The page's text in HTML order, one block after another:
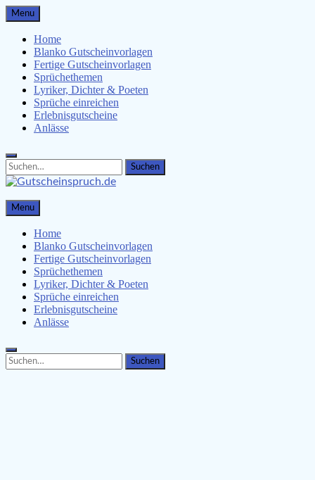
Skip
to
content
Menu
Home
Blanko Gutscheinvorlagen
Fertige Gutscheinvorlagen
Sprüchethemen
Lyriker, Dichter & Poeten
Sprüche einreichen
Erlebnisgutscheine
Anlässe
Search
for:
Search
Gutscheinspruch.de
Gutscheinsprüche & Gutscheinvorlagen finden
Menu
Home
Blanko Gutscheinvorlagen
Fertige Gutscheinvorlagen
Sprüchethemen
Lyriker, Dichter & Poeten
Sprüche einreichen
Erlebnisgutscheine
Anlässe
Search
for:
Search